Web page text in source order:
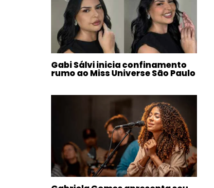
Gabi Sálvi inicia confinamento
rumo ao Miss Universe São Paulo